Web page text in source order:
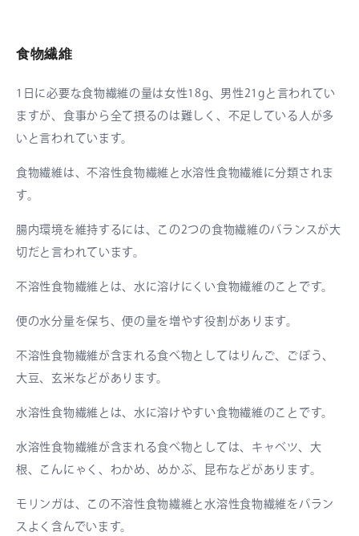
食物繊維
1日に必要な食物繊維の量は女性18g、男性21gと言われてい
ますが、食事から全て摂るのは難しく、不足している人が多
いと言われています。
食物繊維は、不溶性食物繊維と水溶性食物繊維に分類されま
す。
腸内環境を維持するには、この2つの食物繊維のバランスが大
切だと言われています。
不溶性食物繊維とは、水に溶けにくい食物繊維のことです。
便の水分量を保ち、便の量を増やす役割があります。
不溶性食物繊維が含まれる食べ物としてはりんご、ごぼう、
大豆、玄米などがあります。
水溶性食物繊維とは、水に溶けやすい食物繊維のことです。
水溶性食物繊維が含まれる食べ物としては、キャベツ、大
根、こんにゃく、わかめ、めかぶ、昆布などがあります。
モリンガは、この不溶性食物繊維と水溶性食物繊維をバラン
スよく含んでいます。